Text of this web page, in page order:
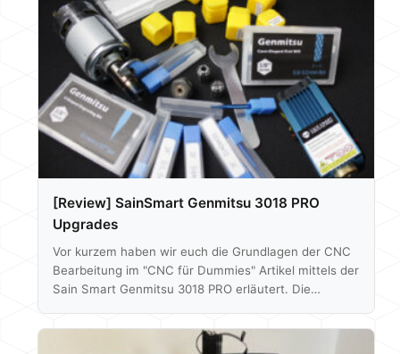
dem offensichtlichen - die Optik - gibt es aber auch
noch einige andere Unterschiede. Vielen Dank an
SainSmart für…
[Review] SainSmart Genmitsu 3018 PRO
Upgrades
Vor kurzem haben wir euch die Grundlagen der CNC
Bearbeitung im "CNC für Dummies" Artikel mittels der
Sain Smart Genmitsu 3018 PRO erläutert. Die
den Neuling, um erste Erfahrungen mit CNC-
Maschinen zu sammeln. Nun lässt sich die besagte